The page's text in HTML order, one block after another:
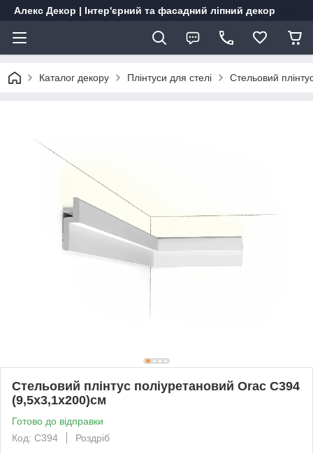
Алекс Декор | Інтер'єрний та фасадний ліпний декор
Каталог декору Плінтуси для стелі Стельовий
Стельовий плінтус поліуретановий Orac C394
(9,5х3,1х200)см
Готово до відправки
Код: C394
Роздріб